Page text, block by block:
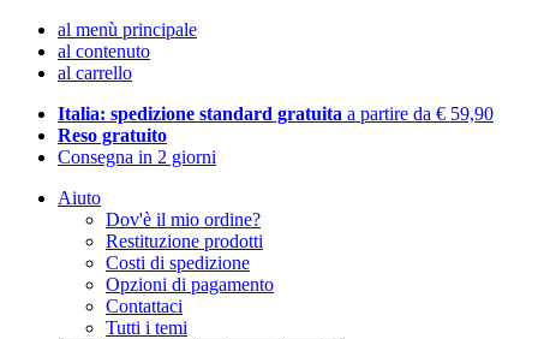
al menù principale
al contenuto
al carrello
Italia: spedizione standard gratuita a partire da € 59,90
Reso gratuito
Consegna in 2 giorni
Aiuto
Dov'è il mio ordine?
Restituzione prodotti
Costi di spedizione
Opzioni di pagamento
Contattaci
Tutti i temi